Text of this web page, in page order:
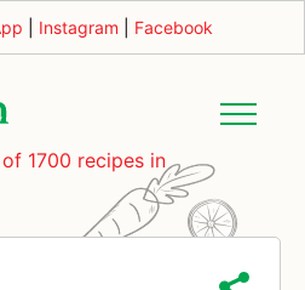
Instagram Facebook
1700 recipes in